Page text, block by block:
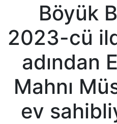
Böyük
2023-cü
adından
Mahnı
ev